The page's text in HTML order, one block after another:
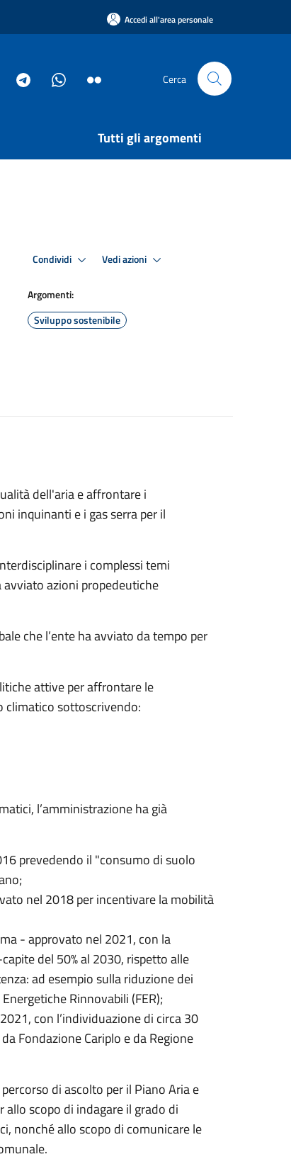
Accedi all'area personale
Cerca
Tutti gli argomenti
Condividi Vedi azioni
Argomenti:
Sviluppo sostenibile
dell'aria e affrontare i
inquinanti e i gas serra per il
i complessi temi
azioni propedeutiche
che l’ente ha avviato da tempo per
attive per affrontare le
climatico sottoscrivendo:
l’amministrazione ha già
prevedendo il "consumo di suolo
nel 2018 per incentivare la mobilità
- approvato nel 2021, con la
del 50% al 2030, rispetto alle
ad esempio sulla riduzione dei
Rinnovabili (FER);
con l’individuazione di circa 30
Fondazione Cariplo e da Regione
di ascolto per il Piano Aria e
scopo di indagare il grado di
nonché allo scopo di comunicare le